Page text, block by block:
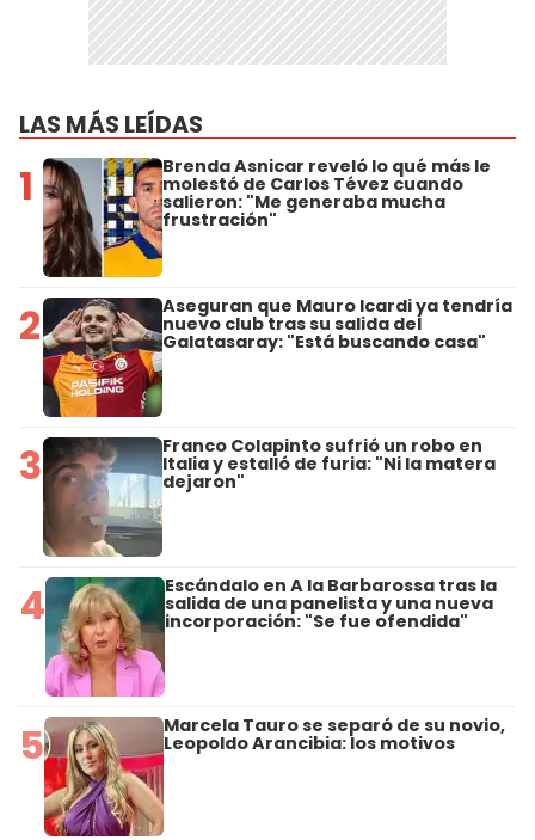
LAS MÁS LEÍDAS
1 Brenda Asnicar reveló lo qué más le
molestó de Carlos Tévez cuando
salieron: "Me generaba mucha
frustración"
2 Aseguran que Mauro Icardi ya tendría
nuevo club tras su salida del
Galatasaray: "Está buscando casa"
3 Franco Colapinto sufrió un robo en
Italia y estalló de furia: "Ni la matera
dejaron"
4 Escándalo en A la Barbarossa tras la
salida de una panelista y una nueva
incorporación: "Se fue ofendida"
5 Marcela Tauro se separó de su novio,
Leopoldo Arancibia: los motivos